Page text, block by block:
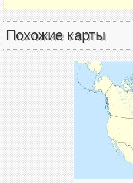
Похожие карты